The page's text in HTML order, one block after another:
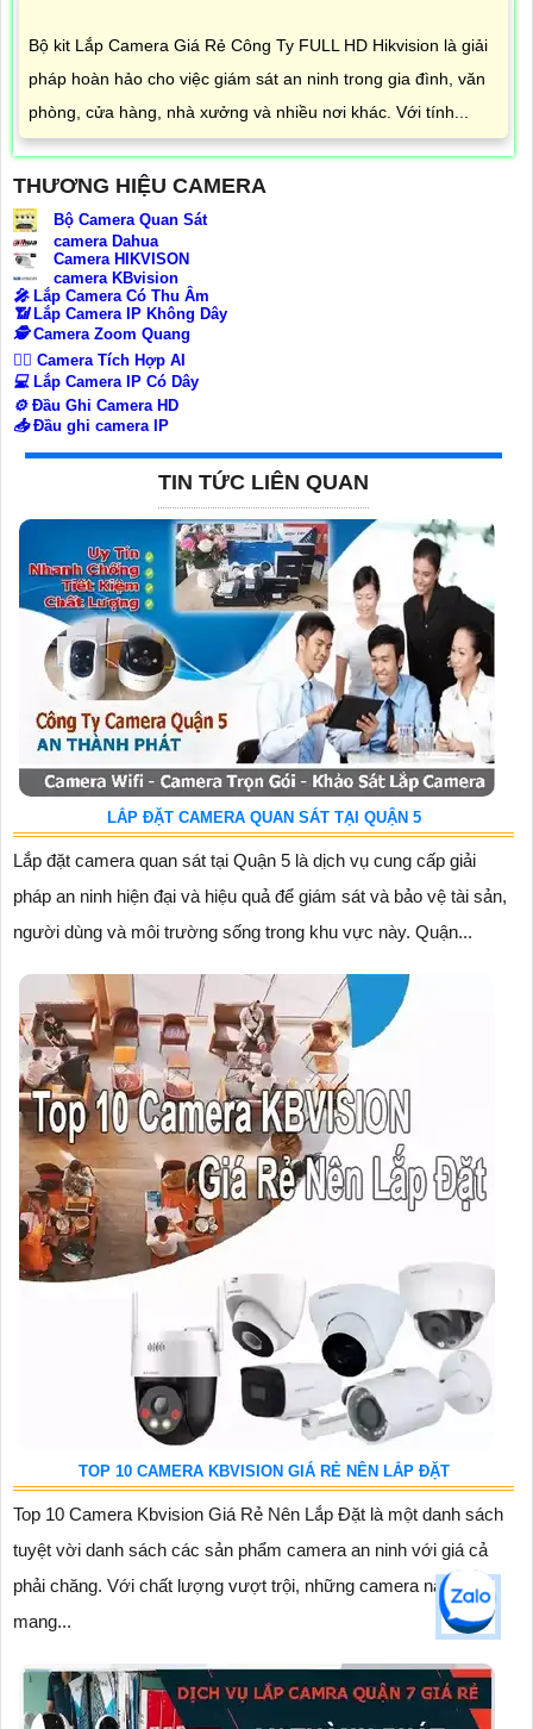
Bộ kit Lắp Camera Giá Rẻ Công Ty FULL HD Hikvision là giải
pháp hoàn hảo cho việc giám sát an ninh trong gia đình, văn
phòng, cửa hàng, nhà xưởng và nhiều nơi khác. Với tính...
THƯƠNG HIỆU CAMERA
Bộ Camera Quan Sát
camera Dahua
Camera HIKVISON
camera KBvision
️🎤️ Lắp Camera Có Thu Âm
📶Lắp Camera IP Không Dây
🕵️Camera Zoom Quang
🧛‍♀️ Camera Tích Hợp AI
💻Lắp Camera IP Có Dây
⚙️Đầu Ghi Camera HD
📥Đầu ghi camera IP
TIN TỨC LIÊN QUAN
LẮP ĐẶT CAMERA QUAN SÁT TẠI QUẬN 5
Lắp đặt camera quan sát tại Quận 5 là dịch vụ cung cấp giải
pháp an ninh hiện đại và hiệu quả để giám sát và bảo vệ tài sản,
người dùng và môi trường sống trong khu vực này. Quận...
TOP 10 CAMERA KBVISION GIÁ RẺ NÊN LẮP ĐẶT
Top 10 Camera Kbvision Giá Rẻ Nên Lắp Đặt là một danh sách
tuyệt vời danh sách các sản phẩm camera an ninh với giá cả
phải chăng. Với chất lượng vượt trội, những camera này
mang...